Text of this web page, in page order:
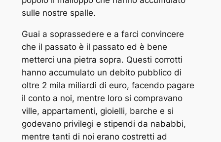
sulle nostre spalle.
Guai a soprassedere e a farci convincere
che il passato è il passato ed è bene
metterci una pietra sopra. Questi corrotti
hanno accumulato un debito pubblico di
oltre 2 mila miliardi di euro, facendo pagare
il conto a noi, mentre loro si compravano
ville, appartamenti, gioielli, barche e si
godevano privilegi e stipendi da nababbi,
mentre tanti di noi erano costretti ad